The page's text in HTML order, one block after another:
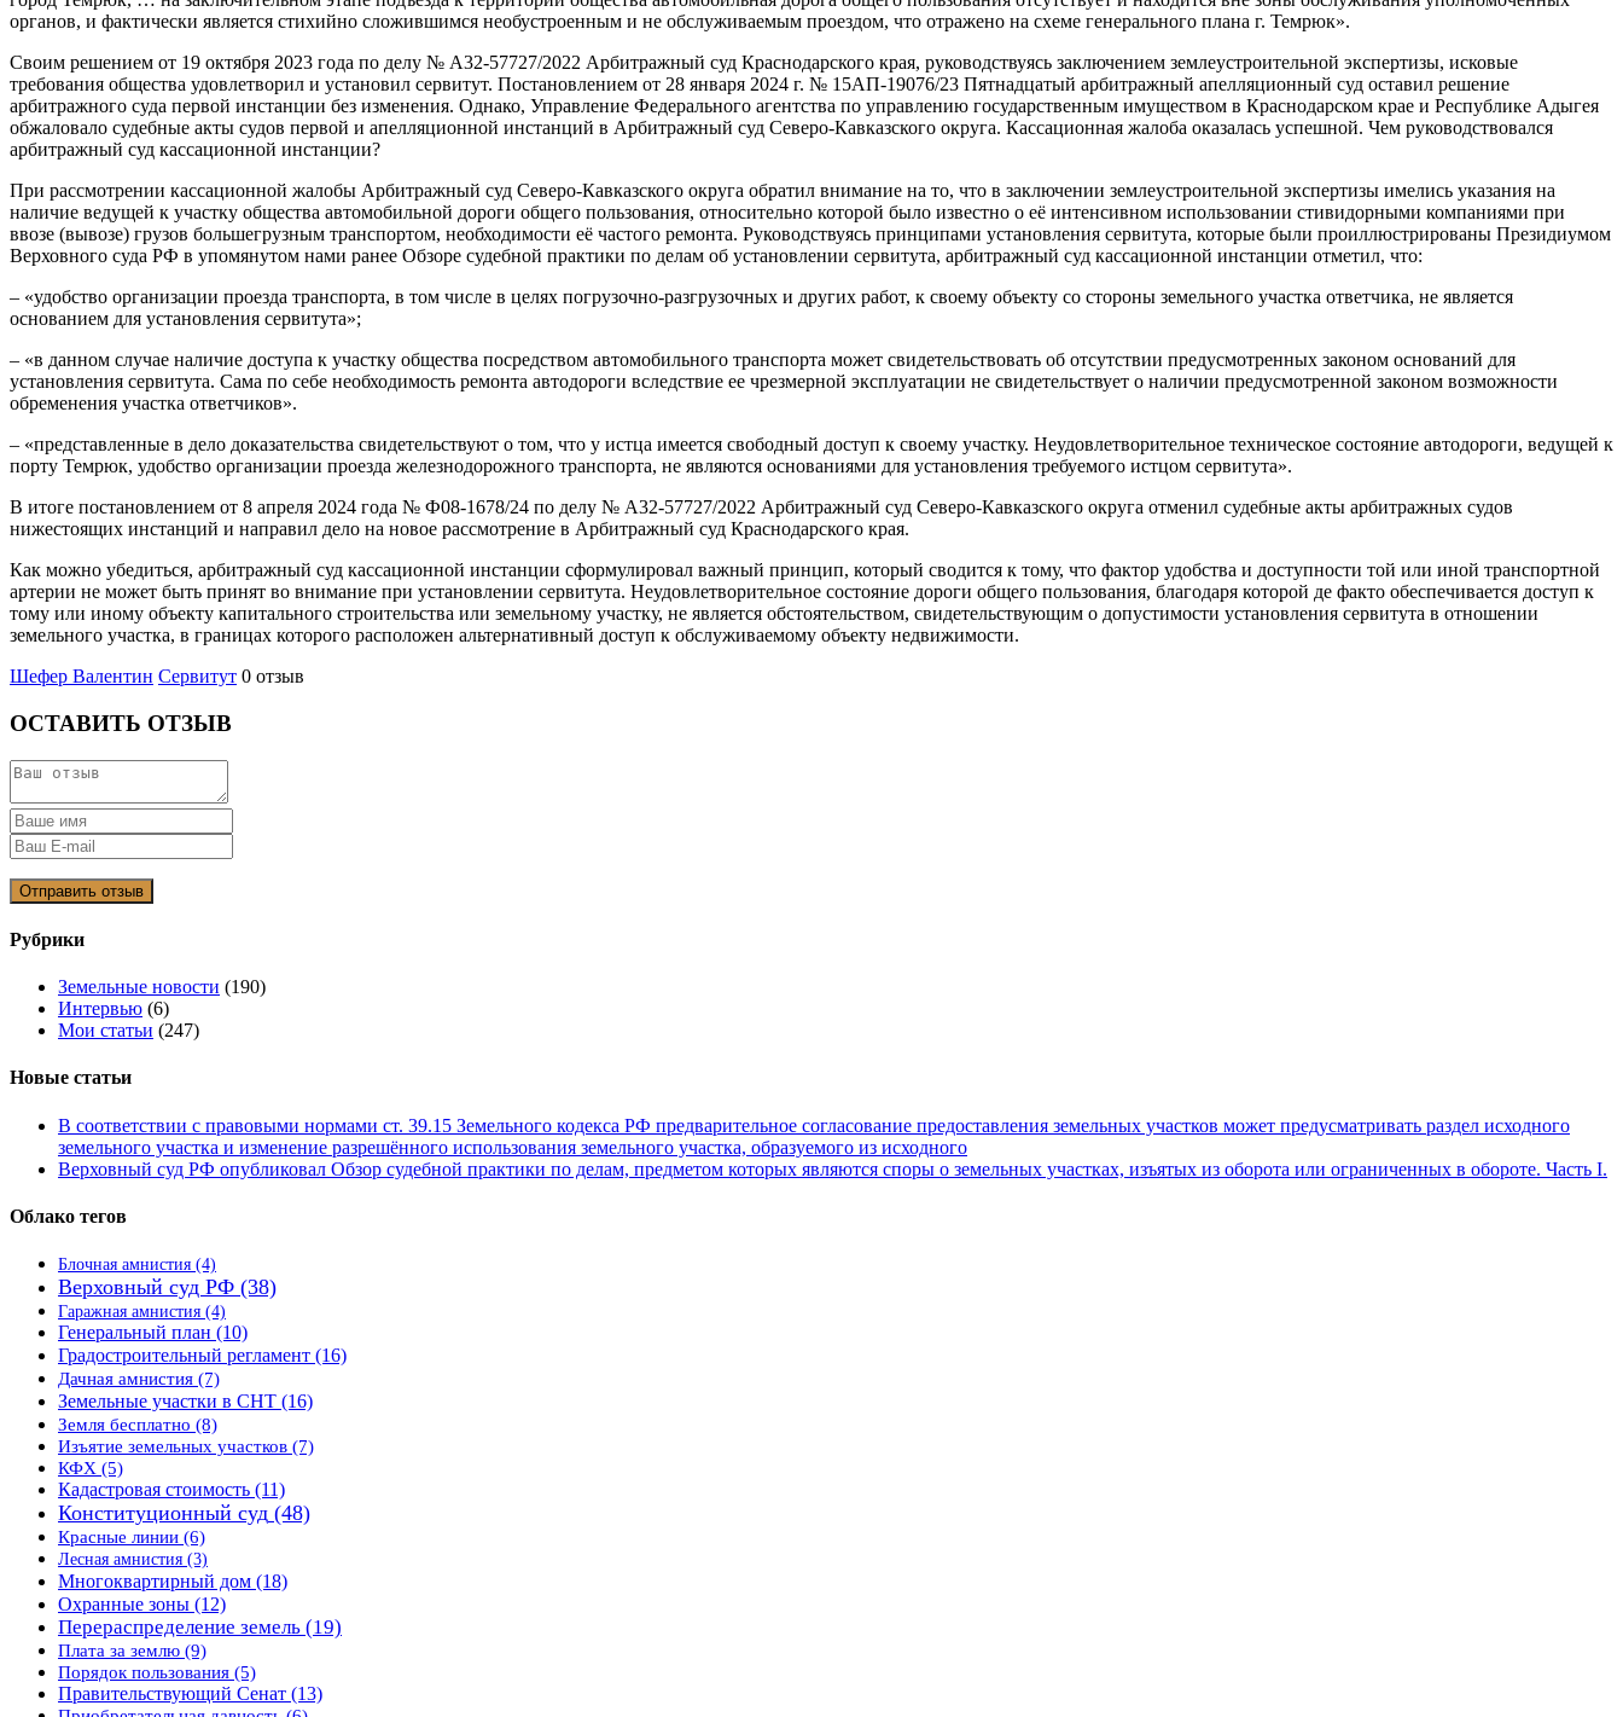
органов, и фактически является стихийно сложившимся необустроенным и не обслуживаемым проездом, что отражено на схеме генерального плана г. Темрюк».
Своим решением от 19 октября 2023 года по делу № А32-57727/2022 Арбитражный суд Краснодарского края, руководствуясь заключением землеустроительной экспертизы, исковые
требования общества удовлетворил и установил сервитут. Постановлением от 28 января 2024 г. № 15АП-19076/23 Пятнадцатый арбитражный апелляционный суд оставил решение
арбитражного суда первой инстанции без изменения. Однако, Управление Федерального агентства по управлению государственным имуществом в Краснодарском крае и Республике Адыгея
обжаловало судебные акты судов первой и апелляционной инстанций в Арбитражный суд Северо-Кавказского округа. Кассационная жалоба оказалась успешной. Чем руководствовался
арбитражный суд кассационной инстанции?
При рассмотрении кассационной жалобы Арбитражный суд Северо-Кавказского округа обратил внимание на то, что в заключении землеустроительной экспертизы имелись указания на
наличие ведущей к участку общества автомобильной дороги общего пользования, относительно которой было известно о её интенсивном использовании стивидорными компаниями при
ввозе (вывозе) грузов большегрузным транспортом, необходимости её частого ремонта. Руководствуясь принципами установления сервитута, которые были проиллюстрированы Президиумом
Верховного суда РФ в упомянутом нами ранее Обзоре судебной практики по делам об установлении сервитута, арбитражный суд кассационной инстанции отметил, что:
– «удобство организации проезда транспорта, в том числе в целях погрузочно-разгрузочных и других работ, к своему объекту со стороны земельного участка ответчика, не является
основанием для установления сервитута»;
– «в данном случае наличие доступа к участку общества посредством автомобильного транспорта может свидетельствовать об отсутствии предусмотренных законом оснований для
установления сервитута. Сама по себе необходимость ремонта автодороги вследствие ее чрезмерной эксплуатации не свидетельствует о наличии предусмотренной законом возможности
обременения участка ответчиков».
– «представленные в дело доказательства свидетельствуют о том, что у истца имеется свободный доступ к своему участку. Неудовлетворительное техническое состояние автодороги, ведущей к
порту Темрюк, удобство организации проезда железнодорожного транспорта, не являются основаниями для установления требуемого истцом сервитута».
В итоге постановлением от 8 апреля 2024 года № Ф08-1678/24 по делу № А32-57727/2022 Арбитражный суд Северо-Кавказского округа отменил судебные акты арбитражных судов
нижестоящих инстанций и направил дело на новое рассмотрение в Арбитражный суд Краснодарского края.
Как можно убедиться, арбитражный суд кассационной инстанции сформулировал важный принцип, который сводится к тому, что фактор удобства и доступности той или иной транспортной
артерии не может быть принят во внимание при установлении сервитута. Неудовлетворительное состояние дороги общего пользования, благодаря которой де факто обеспечивается доступ к
тому или иному объекту капитального строительства или земельному участку, не является обстоятельством, свидетельствующим о допустимости установления сервитута в отношении
земельного участка, в границах которого расположен альтернативный доступ к обслуживаемому объекту недвижимости.
Шефер Валентин Сервитут 0 отзыв
ОСТАВИТЬ ОТЗЫВ
Рубрики
Земельные новости (190)
Интервью (6)
Мои статьи (247)
Новые статьи
В соответствии с правовыми нормами ст. 39.15 Земельного кодекса РФ предварительное согласование предоставления земельных участков может предусматривать раздел исходного
земельного участка и изменение разрешённого использования земельного участка, образуемого из исходного
Верховный суд РФ опубликовал Обзор судебной практики по делам, предметом которых являются споры о земельных участках, изъятых из оборота или ограниченных в обороте. Часть I.
Облако тегов
Блочная амнистия (4)
Верховный суд РФ (38)
Гаражная амнистия (4)
Генеральный план (10)
Градостроительный регламент (16)
Дачная амнистия (7)
Земельные участки в СНТ (16)
Земля бесплатно (8)
Изъятие земельных участков (7)
КФХ (5)
Кадастровая стоимость (11)
Конституционный суд (48)
Красные линии (6)
Лесная амнистия (3)
Многоквартирный дом (18)
Охранные зоны (12)
Перераспределение земель (19)
Плата за землю (9)
Порядок пользования (5)
Правительствующий Сенат (13)